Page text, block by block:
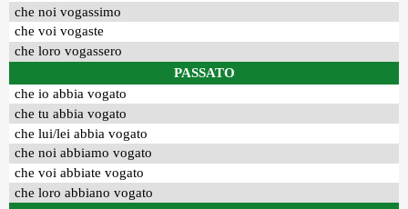
che noi vogassimo
che voi vogaste
che loro vogassero
PASSATO
che io abbia vogato
che tu abbia vogato
che lui/lei abbia vogato
che noi abbiamo vogato
che voi abbiate vogato
che loro abbiano vogato